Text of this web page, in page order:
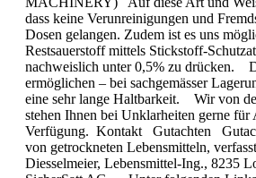
dass keine Verunreinigungen und
Dosen gelangen. Zudem ist es uns
Restsauerstoff mittels Stickstoff-
nachweislich unter 0,5% zu drücken.
ermöglichen – bei sachgemässer
eine sehr lange Haltbarkeit. Wir von
stehen Ihnen bei Unklarheiten gerne für
Verfügung. Kontakt Gutachten
von getrockneten Lebensmitteln,
Diesselmeier, Lebensmittel-Ing., 8235